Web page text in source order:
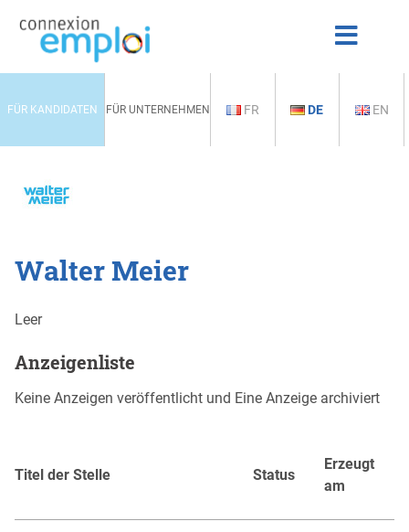
FÜR KANDIDATEN FÜR UNTERNEHMEN FR DE EN
Walter Meier
Leer
Anzeigenliste
Keine Anzeigen veröffentlicht und Eine Anzeige archiviert
Titel der Stelle Status
Erzeugt
am